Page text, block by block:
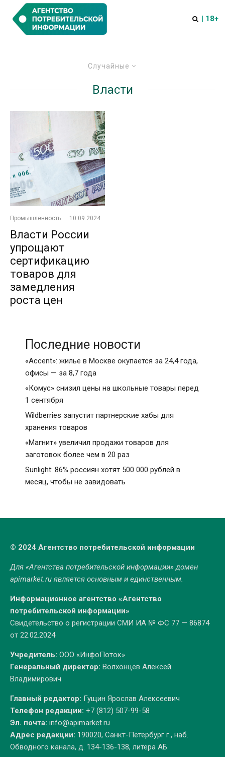
| 18+
Случайные
Власти
Промышленность · 10.09.2024
Власти России
упрощают
сертификацию
товаров для
замедления
роста цен
Последние новости
«Accent»: жилье в Москве окупается за 24,4 года,
офисы — за 8,7 года
«Комус» снизил цены на школьные товары перед
1 сентября
Wildberries запустит партнерские хабы для
хранения товаров
«Магнит» увеличил продажи товаров для
заготовок более чем в 20 раз
Sunlight: 86% россиян хотят 500 000 рублей в
месяц, чтобы не завидовать
© 2024 Агентство потребительской информации
Для «Агентства потребительской информации» домен
apimarket.ruявляется основным и единственным.
Информационное агентство «Агентство
потребительской информации»
Свидетельство о регистрации СМИ ИА № ФС 77 — 86874
от 22.02.2024
Учредитель: ООО «ИнфоПоток»
Генеральный директор: Волхонцев Алексей
Владимирович
Главный редактор: Гущин Ярослав Алексеевич
Телефон редакции: +7 (812) 507-99-58
Эл. почта: info@apimarket.ru
Адрес редакции: 190020, Санкт-Петербург г., наб.
Обводного канала, д. 134-136-138, литера АБ